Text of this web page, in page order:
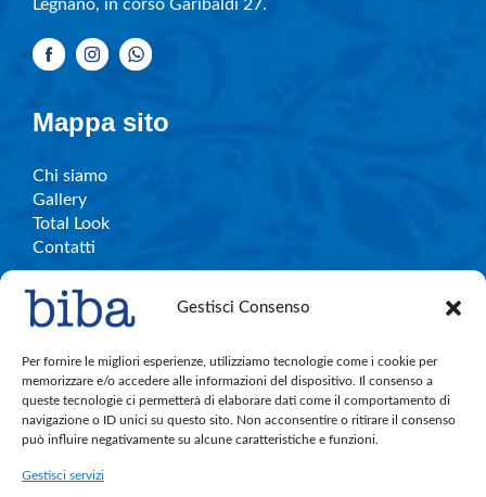
Gestisci Consenso
Per fornire le migliori esperienze, utilizziamo tecnologie come i cookie per
memorizzare e/o accedere alle informazioni del dispositivo. Il consenso a
queste tecnologie ci permetterà di elaborare dati come il comportamento di
navigazione o ID unici su questo sito. Non acconsentire o ritirare il consenso
può influire negativamente su alcune caratteristiche e funzioni.
Gestisci servizi
Legnano, in corso Garibaldi 27.
Mappa sito
Chi siamo
Gallery
Total Look
Contatti
Info e contatti
C.So Garibaldi, 27 – Legnano
bibalegnano.info@gmail.com
Cell. 380.891.4004